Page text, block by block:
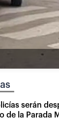
serán
de la Parada